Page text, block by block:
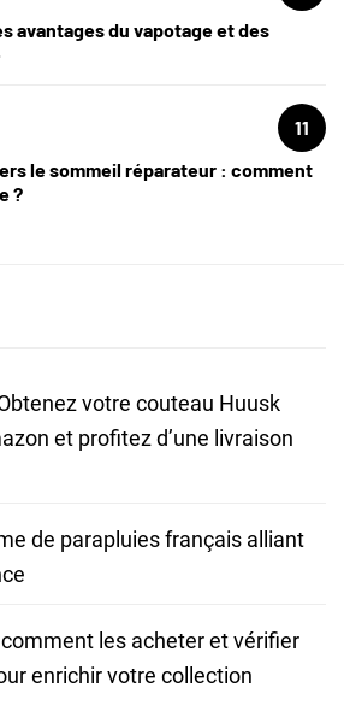
avantages du vapotage et des
11
le sommeil réparateur : comment
?
votre couteau Huusk
et profitez d’une livraison
de parapluies français alliant
les acheter et vérifier
enrichir votre collection